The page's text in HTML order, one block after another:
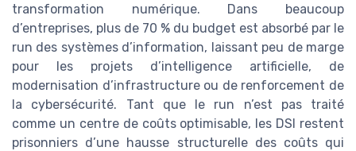
transformation numérique. Dans beaucoup
d’entreprises, plus de 70 % du budget est absorbé par le
run des systèmes d’information, laissant peu de marge
pour les projets d’intelligence artificielle, de
modernisation d’infrastructure ou de renforcement de
la cybersécurité. Tant que le run n’est pas traité
comme un centre de coûts optimisable, les DSI restent
prisonniers d’une hausse structurelle des coûts qui